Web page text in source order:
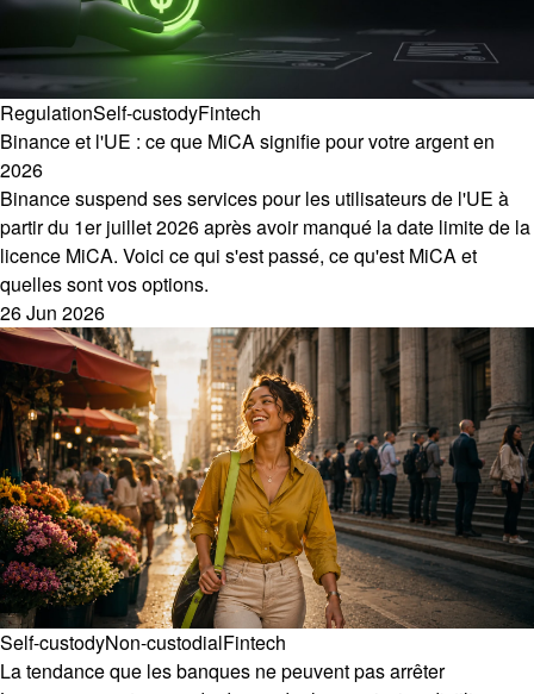
RegulationSelf-custodyFintech
Binance et l'UE : ce que MiCA signifie pour votre argent en
2026
Binance suspend ses services pour les utilisateurs de l'UE à
partir du 1er juillet 2026 après avoir manqué la date limite de la
licence MiCA. Voici ce qui s'est passé, ce qu'est MiCA et
quelles sont vos options.
26 Jun 2026
Self-custodyNon-custodialFintech
La tendance que les banques ne peuvent pas arrêter